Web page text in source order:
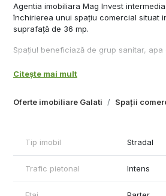
Oferte imobiliare Galati Spații
Agentia imobiliara Mag Invest
închirierea unui spațiu comercial situat
suprafață de 36 mp.
Spațiul beneficiază de grup sanitar,
Comisionul agenției este de 75% din
Citește mai mult
Tip imobil Stradal
Trafic pietonal Intens